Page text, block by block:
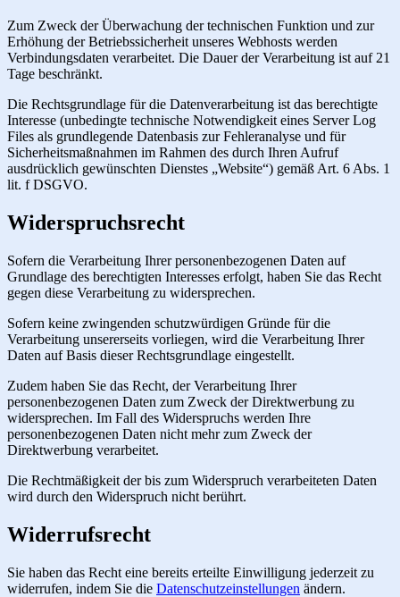
Zum Zweck der Überwachung der technischen Funktion und zur
Erhöhung der Betriebssicherheit unseres Webhosts werden
Verbindungsdaten verarbeitet. Die Dauer der Verarbeitung ist auf 21
Tage beschränkt.
Die Rechtsgrundlage für die Datenverarbeitung ist das berechtigte
Interesse (unbedingte technische Notwendigkeit eines Server Log
Files als grundlegende Datenbasis zur Fehleranalyse und für
Sicherheitsmaßnahmen im Rahmen des durch Ihren Aufruf
ausdrücklich gewünschten Dienstes „Website“) gemäß Art. 6 Abs. 1
lit. f DSGVO.
Widerspruchsrecht
Sofern die Verarbeitung Ihrer personenbezogenen Daten auf
Grundlage des berechtigten Interesses erfolgt, haben Sie das Recht
gegen diese Verarbeitung zu widersprechen.
Sofern keine zwingenden schutzwürdigen Gründe für die
Verarbeitung unsererseits vorliegen, wird die Verarbeitung Ihrer
Daten auf Basis dieser Rechtsgrundlage eingestellt.
Zudem haben Sie das Recht, der Verarbeitung Ihrer
personenbezogenen Daten zum Zweck der Direktwerbung zu
widersprechen. Im Fall des Widerspruchs werden Ihre
personenbezogenen Daten nicht mehr zum Zweck der
Direktwerbung verarbeitet.
Die Rechtmäßigkeit der bis zum Widerspruch verarbeiteten Daten
wird durch den Widerspruch nicht berührt.
Widerrufsrecht
Sie haben das Recht eine bereits erteilte Einwilligung jederzeit zu
widerrufen, indem Sie die Datenschutzeinstellungen ändern.